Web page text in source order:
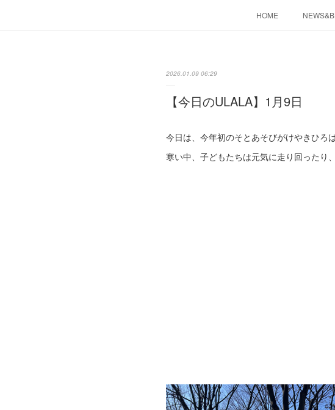
HOME
2026.01.09 06:29
【今日のULALA】1月9日
今日は、今年初のそとあそびがけやきひろ
寒い中、子どもたちは元気に走り回ったり